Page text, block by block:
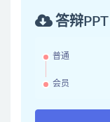
答辩PPT
普通
会员